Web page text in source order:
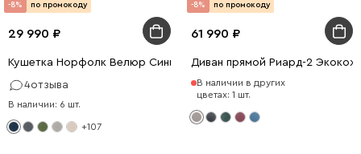
-8% по промокоду
29 990
Кушетка Норфолк Велюр Синий
4отзыва
В наличии: 6 шт.
+107
-8% по промокоду
61 990
Диван прямой Риард-2
В наличии в других
цветах: 1 шт.